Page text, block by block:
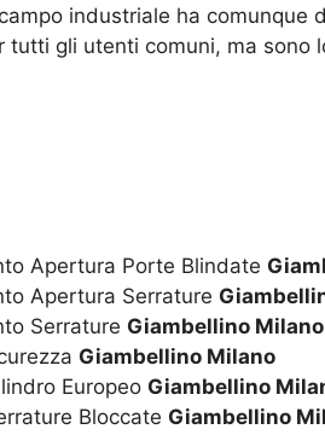
industriale ha comunque
gli utenti comuni, ma sono
Apertura Porte Blindate
Apertura Serrature
Serrature Giambellino Milano
Giambellino Milano
Europeo Giambellino
Bloccate Giambellino